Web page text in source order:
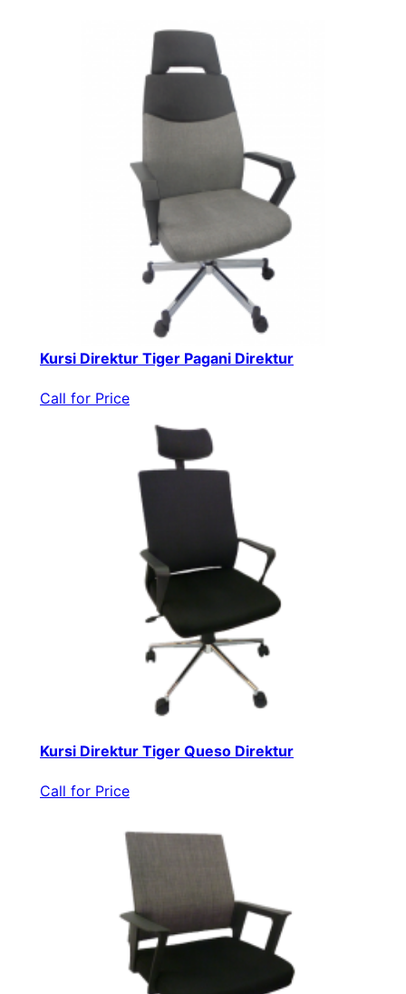
Kursi Direktur Tiger Pagani Direktur
Call for Price
Kursi Direktur Tiger Queso Direktur
Call for Price